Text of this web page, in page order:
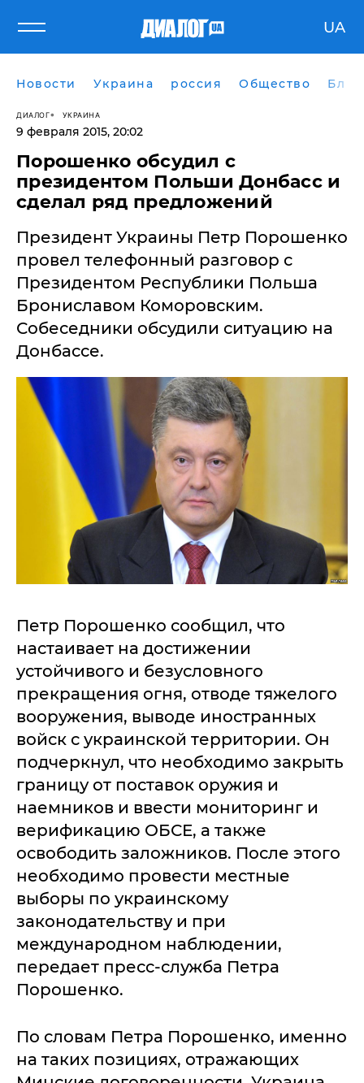
UA
Новости Украина россия Общество
ДИАЛОГ УКРАИНА
9 февраля 2015, 20:02
Порошенко обсудил с
президентом Польши Донбасс и
сделал ряд предложений
​Президент Украины Петр Порошенко
провел телефонный разговор с
Президентом Республики Польша
Брониславом Коморовским.
Собеседники обсудили ситуацию на
Донбассе.
Петр Порошенко сообщил, что
настаивает на достижении
устойчивого и безусловного
прекращения огня, отводе тяжелого
вооружения, выводе иностранных
войск с украинской территории. Он
подчеркнул, что необходимо закрыть
границу от поставок оружия и
наемников и ввести мониторинг и
верификацию ОБСЕ, а также
освободить заложников. После этого
необходимо провести местные
выборы по украинскому
законодательству и при
международном наблюдении,
передает пресс-служба Петра
Порошенко.
По словам Петра Порошенко, именно
на таких позициях, отражающих